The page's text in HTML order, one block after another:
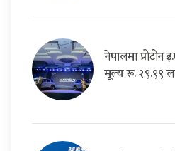
नेपालमा प्रोटोन
मूल्य रू. २९.९९